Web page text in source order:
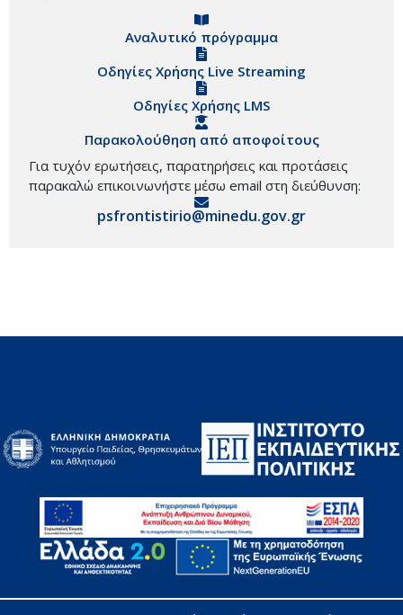
Αναλυτικό πρόγραμμα
Οδηγίες Χρήσης Live Streaming
Οδηγίες Χρήσης LMS
Παρακολούθηση από αποφοίτους
Για τυχόν ερωτήσεις, παρατηρήσεις και προτάσεις
παρακαλώ επικοινωνήστε μέσω email στη διεύθυνση:
psfrontistirio@minedu.gov.gr